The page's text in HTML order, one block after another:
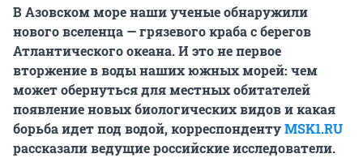
В Азовском море наши ученые обнаружили
нового вселенца — грязевого краба с берегов
Атлантического океана. И это не первое
вторжение в воды наших южных морей: чем
может обернуться для местных обитателей
появление новых биологических видов и какая
борьба идет под водой, корреспондентуMSK1.RU
рассказали ведущие российские исследователи.